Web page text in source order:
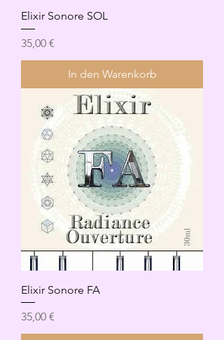
Elixir Sonore SOL
Preis
35,00 €
In den Warenkorb
Elixir Sonore FA
Preis
35,00 €